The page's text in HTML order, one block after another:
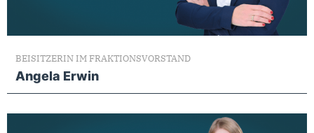
BEISITZERIN IM FRAKTIONSVORSTAND
Angela Erwin